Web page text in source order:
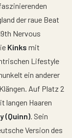
der raue Beat
Nervous
Kinks mit
Lifestyle
ein anderer
Auf Platz 2
langen Haaren
(Quinn) . Sein
Version des